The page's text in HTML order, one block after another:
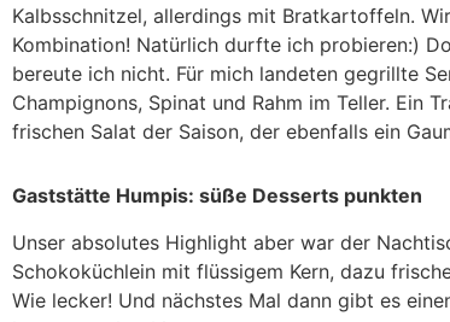
Kalbsschnitzel, allerdings mit Bratkartoffeln.
Kombination! Natürlich durfte ich probieren:)
bereute ich nicht. Für mich landeten gegrillte
Champignons, Spinat und Rahm im Teller. Ein
frischen Salat der Saison, der ebenfalls ein
Gaststätte Humpis: süße Desserts punkten
Unser absolutes Highlight aber war der
Schokoküchlein mit flüssigem Kern, dazu
Wie lecker! Und nächstes Mal dann gibt es